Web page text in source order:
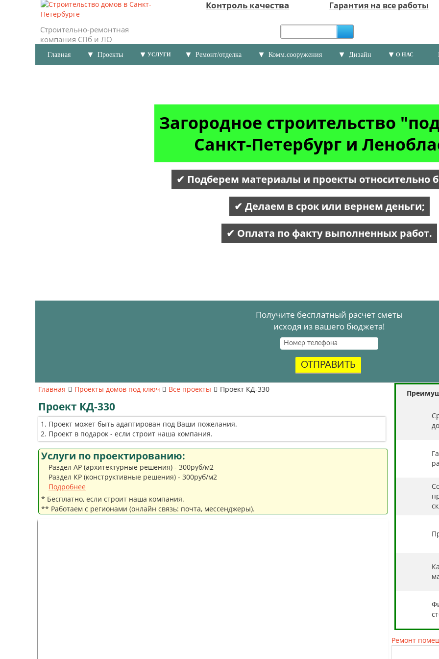
Контроль качества Гарантия на все работы
Строительно-ремонтная
компания СПб и ЛО
Главная Проекты УСЛУГИ Ремонт/отделка Комм.сооружения Дизайн О НАС
Загородное строительство
Санкт-Петербург и
✔ Подберем материалы и проекты относительно
✔ Делаем в срок или вернем деньги;
✔ Оплата по факту выполненных работ.
Получите бесплатный расчет сметы
исходя из вашего бюджета!
ОТПРАВИТЬ
Главная Проекты домов под ключ Все проекты Проект КД-330
Проект КД-330
Проект может быть адаптирован под Ваши пожелания.
Проект в подарок - если строит наша компания.
Услуги по проектированию:
Раздел АР (архитектурные решения) - 300руб/м2
Раздел КР (конструктивные решения) - 300руб/м2
Подробнее
* Бесплатно, если строит наша компания.
** Работаем с регионами (онлайн связь: почта, мессенджеры).
Ремонт